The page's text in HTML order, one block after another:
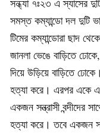
সমস্ত কম্যান্ডো দল দুটি
টিমের কম্যান্ডোরা ছাদ
জানলা ভেঙে বাড়িতে
দিয়ে উড়িয়ে বাড়িতে
হত্যা করে। এরপর একে
একজন সন্ত্রাসী বন্দীদের
হত্যা করে। তবে একজন